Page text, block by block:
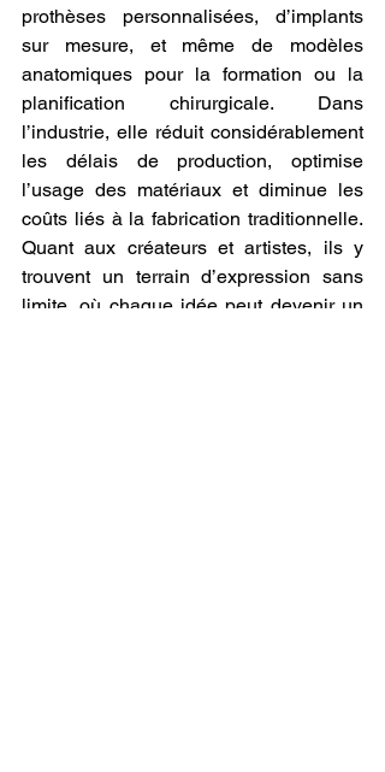
prothèses personnalisées, d’implants
sur mesure, et même de modèles
anatomiques pour la formation ou la
planification chirurgicale. Dans
l’industrie, elle réduit considérablement
les délais de production, optimise
l’usage des matériaux et diminue les
coûts liés à la fabrication traditionnelle.
Quant aux créateurs et artistes, ils y
trouvent un terrain d’expression sans
limite, où chaque idée peut devenir un